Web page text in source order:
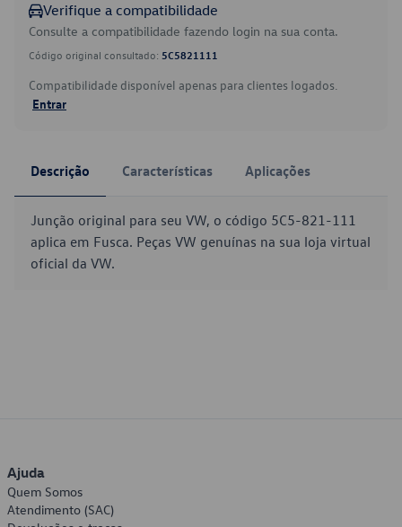
Verifique a compatibilidade
Consulte a compatibilidade fazendo login na sua conta.
Código original consultado: 5C5821111
Compatibilidade disponível apenas para clientes logados.
Entrar
Descrição Características Aplicações
Junção original para seu VW, o código 5C5-821-111
aplica em Fusca. Peças VW genuínas na sua loja virtual
oficial da VW.
Ajuda
Quem Somos
Atendimento (SAC)